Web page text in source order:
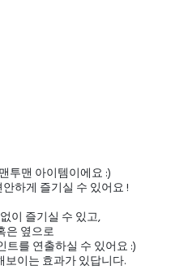
투맨 아이템이에요 :)
하게 즐기실 수 있어요 !
이 즐기실 수 있고,
은 옆으로
트를 연출하실 수 있어요 :)
이는 효과가 있답니다.